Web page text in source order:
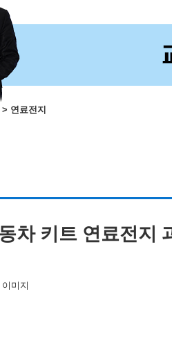
> 연료전지
차 키트 연료전지